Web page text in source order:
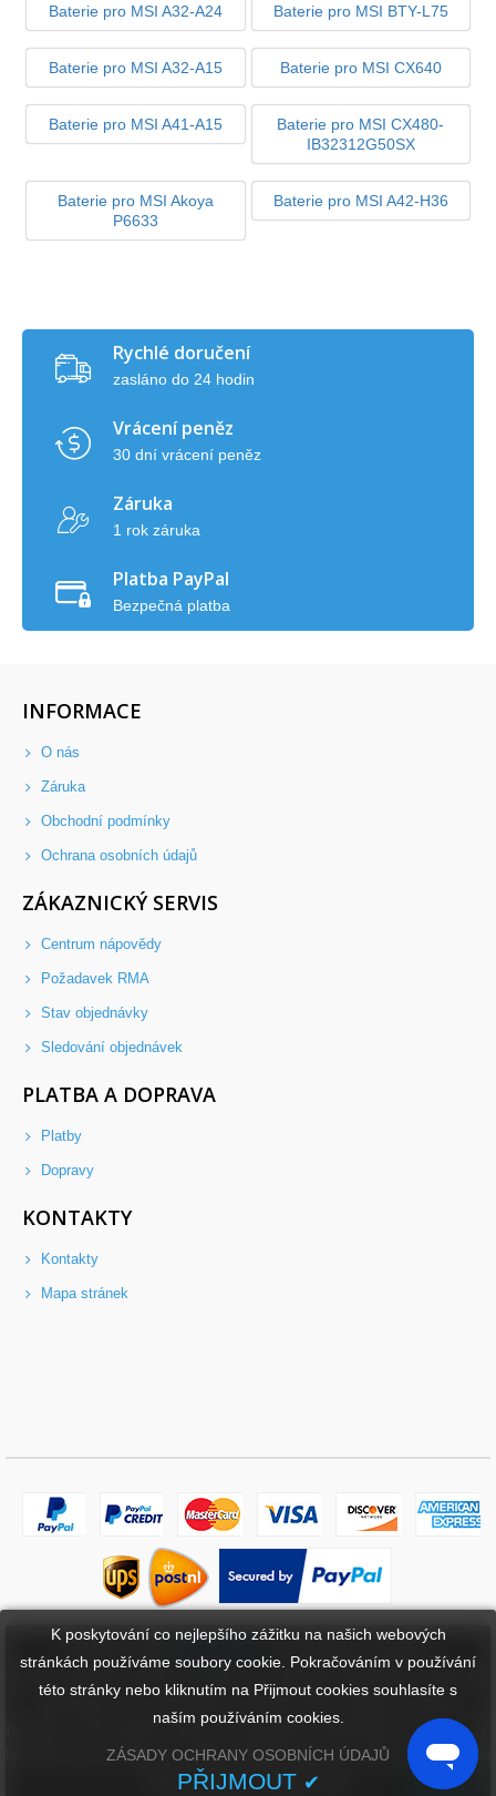
Baterie pro MSI A32-A24 Baterie pro MSI BTY-L75
Baterie pro MSI A32-A15 Baterie pro MSI CX640
Baterie pro MSI A41-A15
Baterie pro MSI CX480-
IB32312G50SX
Baterie pro MSI Akoya
P6633
Baterie pro MSI A42-H36
Rychlé doručení
zasláno do 24 hodin
Vrácení peněz
30 dní vrácení peněz
Záruka
1 rok záruka
Platba PayPal
Bezpečná platba
INFORMACE
O nás
Záruka
Obchodní podmínky
Ochrana osobních údajů
ZÁKAZNICKÝ SERVIS
Centrum nápovědy
Požadavek RMA
Stav objednávky
Sledování objednávek
PLATBA A DOPRAVA
Platby
Dopravy
KONTAKTY
Kontakty
Mapa stránek
Copyright © bateriebuy.cz
. Všechna práva vyhrazena.
Určené ochranné známky a značky jsou majetkem příslušných vlastníků.
BaterieBuy.cz není přidružena k žádným OEM značkám. Všechny
produkty na této webové stránce jsou generické, aftermarket, náhradní díly.
Uvedené názvy značek a označení modelů mají pouze ukázat kompatibilitu
těchto produktů s různými stroji.
K poskytování co nejlepšího zážitku na našich webových
stránkách používáme soubory cookie. Pokračováním v používání
této stránky nebo kliknutím na Přijmout cookies souhlasíte s
naším používáním cookies.
ZÁSADY OCHRANY OSOBNÍCH ÚDAJŮ
PŘIJMOUT ✔